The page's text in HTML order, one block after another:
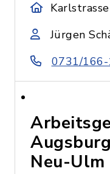
Jürgen
0731/
Neu-Ulm